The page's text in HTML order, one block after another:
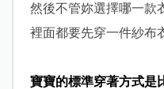
然後不管妳選擇哪一款
裡面都要先穿一件紗布
寶寶的標準穿著方式是